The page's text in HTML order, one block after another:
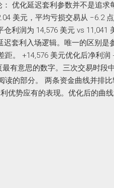
优化延迟套利参数并不是追
美元，平均亏损交易从 −6.2
利润为 14,576 美元 vs
套利入场逻辑。唯一的区别
。 +14,576 美元优化后净利润
有意思的数字。三次交易时段
的部分。 两条资金曲线并排
优势应有的表现。优化后的曲